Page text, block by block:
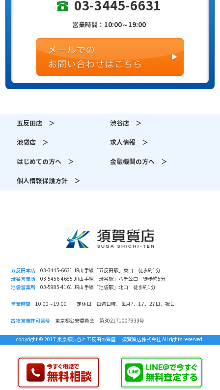
03-3445-6631
営業時間：10:00～19:00
五反田店 ＞ 渋谷店 ＞
池袋店 ＞ 求人情報 ＞
はじめての方へ ＞ 金融機関の方へ ＞
個人情報保護方針 ＞
五反田本店 03-3445-6631 JR山手線「五反田駅」東口 徒歩約1分
渋谷営業所 03-5456-4685 JR山手線「渋谷駅」ハチ公口 徒歩約5分
池袋営業所 03-5985-4161 JR山手線「池袋駅」北口 徒歩約1分
営業時間 10:00～19:00 定休日 毎週日曜、毎月7、17、27日、祝日
古物営業許可番号 東京都公安委員会 第302171007933号
copyright © 2017 東京都渋谷と五反田の質屋 須賀質店株式会社 All rights reserved.